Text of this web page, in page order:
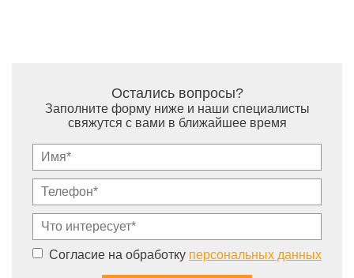
Остались вопросы?
Заполните форму ниже и наши специалисты
свяжутся с вами в ближайшее время
Согласие на обработку персональных данных